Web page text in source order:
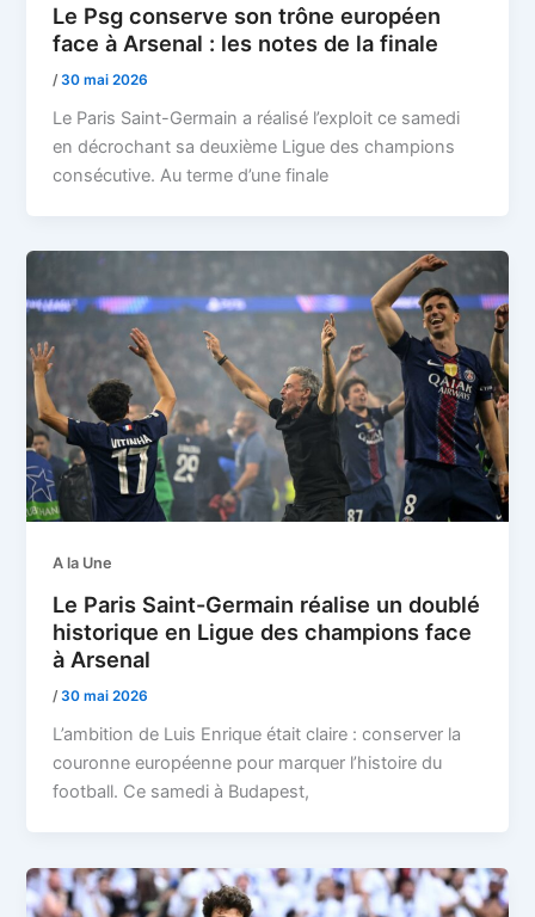
Le Psg conserve son trône européen
face à Arsenal : les notes de la finale
/30 mai 2026
Le Paris Saint-Germain a réalisé l’exploit ce samedi
en décrochant sa deuxième Ligue des champions
consécutive. Au terme d’une finale
A la Une
Le Paris Saint-Germain réalise un doublé
historique en Ligue des champions face
à Arsenal
/30 mai 2026
L’ambition de Luis Enrique était claire : conserver la
couronne européenne pour marquer l’histoire du
football. Ce samedi à Budapest,